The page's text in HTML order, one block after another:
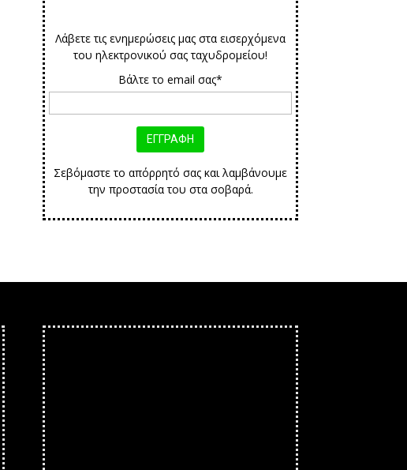
Λάβετε τις ενημερώσεις μας στα εισερχόμενα
του ηλεκτρονικού σας ταχυδρομείου!
Βάλτε το email σας*
Σεβόμαστε το απόρρητό σας και λαμβάνουμε
την προστασία του στα σοβαρά.